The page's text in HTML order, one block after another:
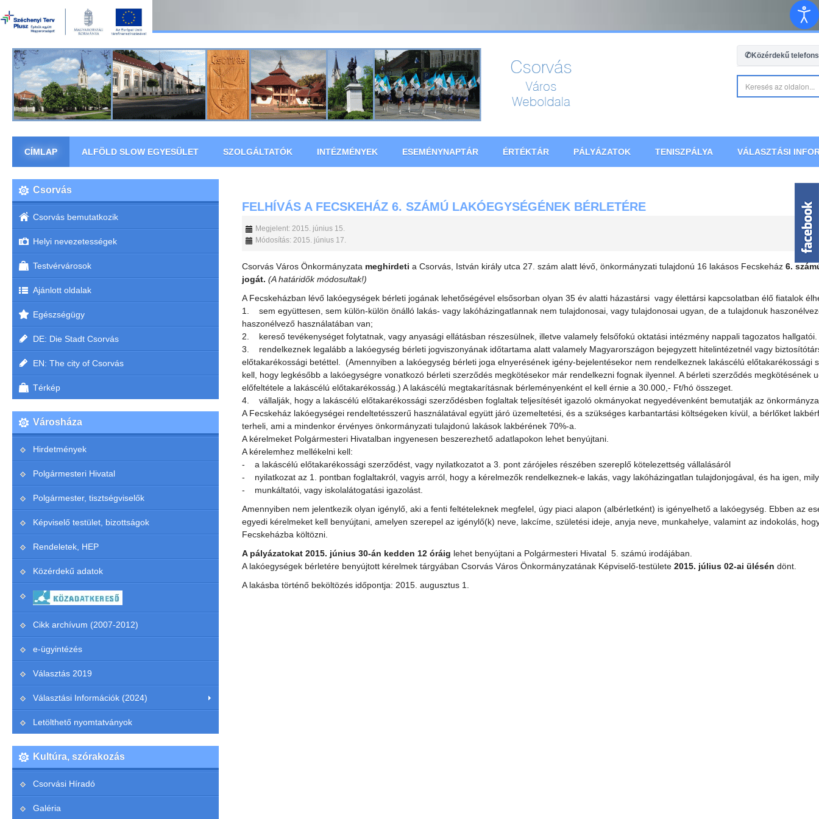
✆Közérdekű
CÍMLAP ALFÖLD SLOW EGYESÜLET SZOLGÁLTATÓK INTÉZMÉNYEK ESEMÉNYNAPTÁR ÉRTÉKTÁR PÁLYÁZATOK TENISZPÁLYA VÁLASZTÁSI
FELHÍVÁS A FECSKEHÁZ 6. SZÁMÚ LAKÓEGYSÉGÉNEK BÉRLETÉRE
Megjelent: 2015. június 15.
Módosítás: 2015. június 17.
Csorvás Város Önkormányzata meghirdeti a Csorvás, István király utca 27. szám alatt lévő, önkormányzati tulajdonú 16 lakásos Fecskeház 6.
jogát. (A határidők módosultak!)
A Fecskeházban lévő lakóegységek bérleti jogának lehetőségével elsősorban olyan 35 év alatti házastársi vagy élettársi kapcsolatban élő fiatalok
1. sem együttesen, sem külön-külön önálló lakás- vagy lakóházingatlannak nem tulajdonosai, vagy tulajdonosai ugyan, de a tulajdonuk
haszonélvező használatában van;
2. kereső tevékenységet folytatnak, vagy anyasági ellátásban részesülnek, illetve valamely felsőfokú oktatási intézmény nappali tagozatos hallgatói.
3. rendelkeznek legalább a lakóegység bérleti jogviszonyának időtartama alatt valamely Magyarországon bejegyzett hitelintézetnél vagy
előtakarékossági betéttel. (Amennyiben a lakóegység bérleti joga elnyerésének igény-bejelentésekor nem rendelkeznek lakáscélú előtakarékossági
kell, hogy legkésőbb a lakóegységre vonatkozó bérleti szerződés megkötésekor már rendelkezni fognak ilyennel. A bérleti szerződés megkötésének
előfeltétele a lakáscélú előtakarékosság.) A lakáscélú megtakarításnak bérleményenként el kell érnie a 30.000,- Ft/hó összeget.
4. vállalják, hogy a lakáscélú előtakarékossági szerződésben foglaltak teljesítését igazoló okmányokat negyedévenként bemutatják az
A Fecskeház lakóegységei rendeltetésszerű használatával együtt járó üzemeltetési, és a szükséges karbantartási költségeken kívül, a bérlőket
terheli, ami a mindenkor érvényes önkormányzati tulajdonú lakások lakbérének 70%-a.
A kérelmeket Polgármesteri Hivatalban ingyenesen beszerezhető adatlapokon lehet benyújtani.
A kérelemhez mellékelni kell:
- a lakáscélú előtakarékossági szerződést, vagy nyilatkozatot a 3. pont zárójeles részében szereplő kötelezettség vállalásáról
- nyilatkozat az 1. pontban foglaltakról, vagyis arról, hogy a kérelmezők rendelkeznek-e lakás, vagy lakóházingatlan tulajdonjogával, és ha igen,
- munkáltatói, vagy iskolalátogatási igazolást.
Amennyiben nem jelentkezik olyan igénylő, aki a fenti feltételeknek megfelel, úgy piaci alapon (albérletként) is igényelhető a lakóegység. Ebben az
egyedi kérelmeket kell benyújtani, amelyen szerepel az igénylő(k) neve, lakcíme, születési ideje, anyja neve, munkahelye, valamint az indokolás,
Fecskeházba költözni.
A pályázatokat 2015. június 30-án kedden 12 óráig lehet benyújtani a Polgármesteri Hivatal 5. számú irodájában.
A lakóegységek bérletére benyújtott kérelmek tárgyában Csorvás Város Önkormányzatának Képviselő-testülete 2015. július 02-ai ülésén dönt.
A lakásba történő beköltözés időpontja: 2015. augusztus 1.
Csorvás
Csorvás bemutatkozik
Helyi nevezetességek
Testvérvárosok
Ajánlott oldalak
Egészségügy
DE: Die Stadt Csorvás
EN: The city of Csorvás
Térkép
Városháza
Hirdetmények
Polgármesteri Hivatal
Polgármester, tisztségviselők
Képviselő testület, bizottságok
Rendeletek, HEP
Közérdekű adatok
Cikk archívum (2007-2012)
e-ügyintézés
Választás 2019
Választási Információk (2024)
Letölthető nyomtatványok
Kultúra, szórakozás
Csorvási Híradó
Galéria